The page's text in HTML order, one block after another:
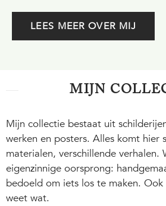
LEES MEER OVER MIJ
MIJN
Mijn collectie bestaat uit
werken en posters. Alles komt hier
materialen, verschillende verhalen.
eigenzinnige oorsprong:
bedoeld om iets los te maken.
weet wat.